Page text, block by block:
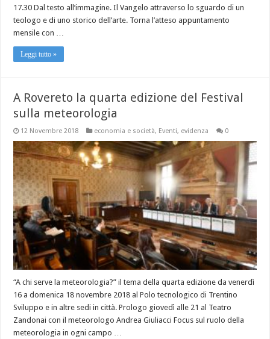
17.30 Dal testo all’immagine. Il Vangelo attraverso lo sguardo di un
teologo e di uno storico dell’arte. Torna l’atteso appuntamento
mensile con …
Leggi tutto »
A Rovereto la quarta edizione del Festival
sulla meteorologia
12 Novembre 2018 economia e società, Eventi, evidenza 0
“A chi serve la meteorologia?” il tema della quarta edizione da venerdì
16 a domenica 18 novembre 2018 al Polo tecnologico di Trentino
Sviluppo e in altre sedi in città. Prologo giovedì alle 21 al Teatro
Zandonai con il meteorologo Andrea Giuliacci Focus sul ruolo della
meteorologia in ogni campo …